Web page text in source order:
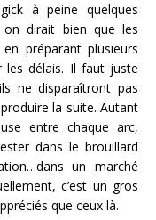
à peine quelques
dirait bien que les
préparant plusieurs
les délais. Il faut juste
ne disparaîtront pas
la suite. Autant
entre chaque arc,
dans le brouillard
un marché
c’est un gros
que ceux là.